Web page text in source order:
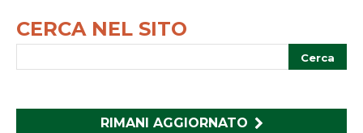
CERCA NEL SITO
RIMANI AGGIORNATO